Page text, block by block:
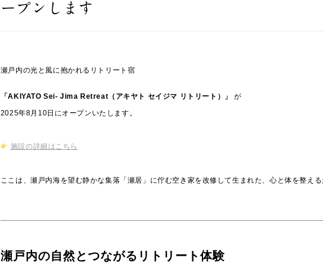
ープンします
瀬戸内の光と風に抱かれるリトリート宿
「AKIYATO Sei- Jima Retreat（アキヤト セイジマ リトリート）」 が
2025年8月10日にオープンいたします。
施設の詳細はこちら
ここは、瀬戸内海を望む静かな集落「瀬居」に佇む空き家を改修して生まれた、心と体を整える
瀬戸内の自然とつながるリトリート体験